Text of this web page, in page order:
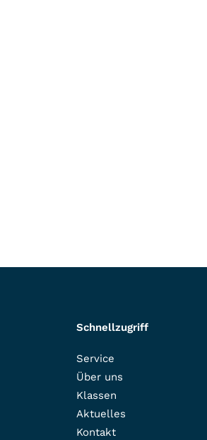
Schnellzugriff
Service
Über uns
Klassen
Aktuelles
Kontakt